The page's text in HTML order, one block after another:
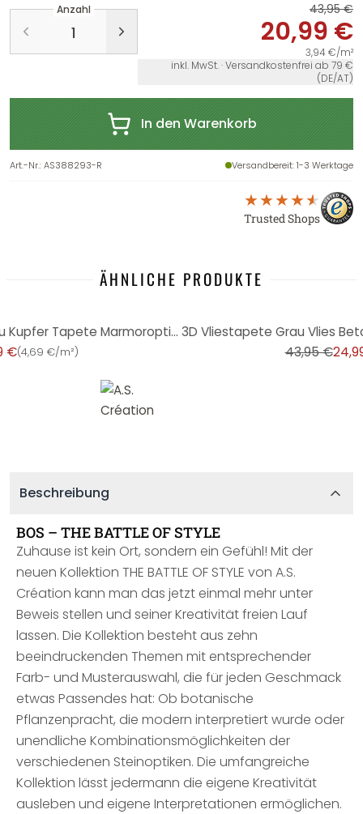
Anzahl 43,95 €
20,99 €
3,94 €/m²
inkl. MwSt. · Versandkostenfrei ab 79 €
(DE/AT)
In den Warenkorb
Art.-Nr.:AS388293-R Versandbereit: 1-3 Werktage
Trusted Shops
ÄHNLICHE PRODUKTE
Vliestapete Marmor Stein Grau Kupfer Tapete Marmoroptik Designtapete Wohnzimmer
€(4,69 €/m²) 43,95 €
Beschreibung
BOS – THE BATTLE OF STYLE
Zuhause ist kein Ort, sondern ein Gefühl! Mit der
neuen Kollektion THE BATTLE OF STYLE von A.S.
Création kann man das jetzt einmal mehr unter
Beweis stellen und seiner Kreativität freien Lauf
lassen. Die Kollektion besteht aus zehn
beeindruckenden Themen mit entsprechender
Farb- und Musterauswahl, die für jeden Geschmack
etwas Passendes hat: Ob botanische
Pflanzenpracht, die modern interpretiert wurde oder
unendliche Kombinationsmöglichkeiten der
verschiedenen Steinoptiken. Die umfangreiche
Kollektion lässt jedermann die eigene Kreativität
ausleben und eigene Interpretationen ermöglichen.